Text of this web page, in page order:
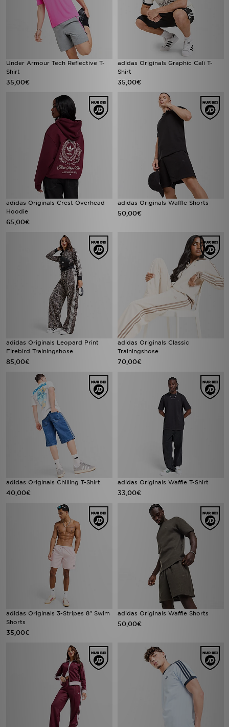
Under Armour Tech Reflective T-
Shirt
35,00€
adidas Originals Graphic Cali T-
Shirt
35,00€
adidas Originals Crest Overhead
Hoodie
65,00€
adidas Originals Waffle Shorts
50,00€
adidas Originals Leopard Print
Firebird Trainingshose
85,00€
adidas Originals Classic
Trainingshose
70,00€
adidas Originals Chilling T-Shirt
40,00€
adidas Originals Waffle T-Shirt
33,00€
adidas Originals 3-Stripes 8" Swim
Shorts
35,00€
adidas Originals Waffle Shorts
50,00€